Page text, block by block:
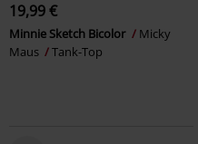
19,99 €
Minnie Sketch Bicolor
Micky
Maus
Tank-Top